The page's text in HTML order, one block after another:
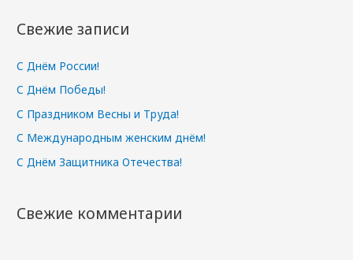
:
Свежие записи
С Днём России!
С Днём Победы!
С Праздником Весны и Труда!
С Международным женским днём!
С Днём Защитника Отечества!
Свежие комментарии